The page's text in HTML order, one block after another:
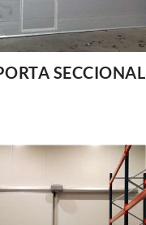
SECCIONAL